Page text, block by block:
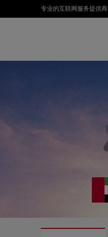
专业的互联网服务提供商